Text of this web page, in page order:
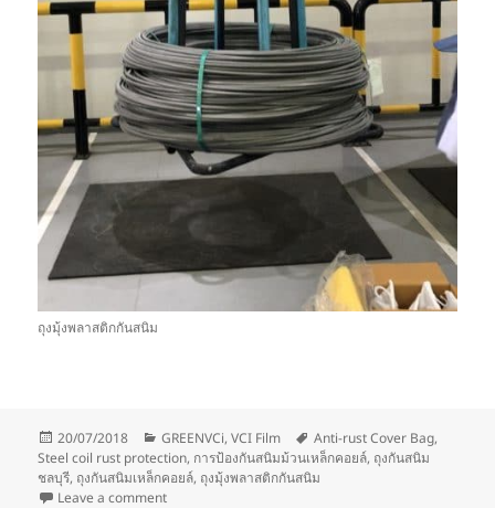
ถุงมุ้งพลาสติกกันสนิม
Posted
on
20/07/2018 Categories
GREENVCi,VCI Film Tags
Anti-rust Cover Bag,
Steel coil rust protection, การป้องกันสนิมม้วนเหล็กคอยล์, ถุงกันสนิม
ชลบุรี, ถุงกันสนิมเหล็กคอยล์, ถุงมุ้งพลาสติกกันสนิม
Leave a commenton ถุงมุ้งพลาสติกกันสนิมม้วนเหล็กคอยล์